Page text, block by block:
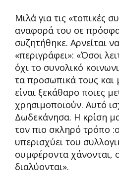
Μιλά για τις «τοπικές
αναφορά του σε
συζητήθηκε. Αρνείται
«περιγράφει»: «Όσοι
όχι το συνολικό
τα προσωπικά τους
είναι ξεκάθαρο ποιες
χρησιμοποιούν. Αυτό
Δωδεκάνησα. Η κρίση
τον πιο σκληρό τρόπο
υπερισχύει του
συμφέροντα χάνονται,
διαλύονται».